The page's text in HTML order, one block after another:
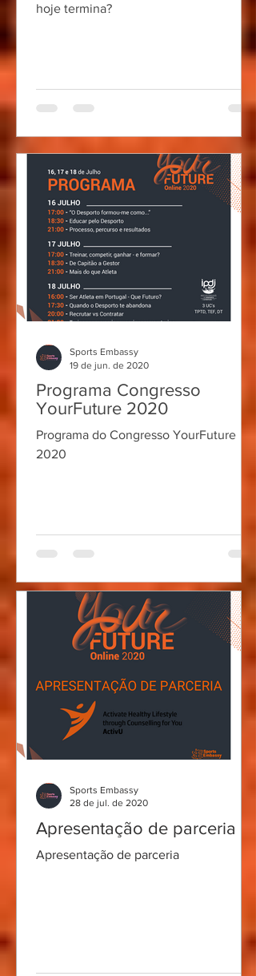
hoje termina?
Programa Congresso
YourFuture 2020
Programa do Congresso YourFuture
2020
Sports Embassy
19 de jun. de 2020
Apresentação de parceria
Apresentação de parceria
Sports Embassy
28 de jul. de 2020